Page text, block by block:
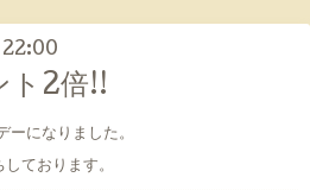
ト2倍!!
になりました。
ております。